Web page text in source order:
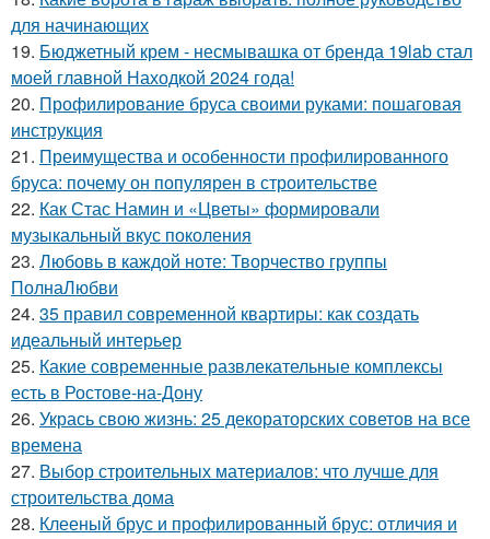
для начинающих
19. Бюджетный крем - несмывашка от бренда 19lab стал
моей главной Находкой 2024 года!
20. Профилирование бруса своими руками: пошаговая
инструкция
21. Преимущества и особенности профилированного
бруса: почему он популярен в строительстве
22. Как Стас Намин и «Цветы» формировали
музыкальный вкус поколения
23. Любовь в каждой ноте: Творчество группы
ПолнаЛюбви
24. 35 правил современной квартиры: как создать
идеальный интерьер
25. Какие современные развлекательные комплексы
есть в Ростове-на-Дону
26. Укрась свою жизнь: 25 декораторских советов на все
времена
27. Выбор строительных материалов: что лучше для
строительства дома
28. Клееный брус и профилированный брус: отличия и